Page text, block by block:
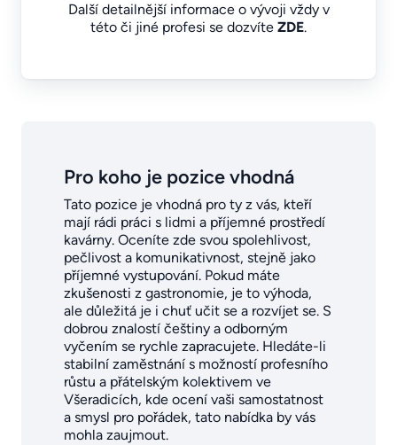
Další detailnější informace o vývoji vždy v
této či jiné profesi se dozvíte ZDE.
Pro koho je pozice vhodná
Tato pozice je vhodná pro ty z vás, kteří
mají rádi práci s lidmi a příjemné prostředí
kavárny. Oceníte zde svou spolehlivost,
pečlivost a komunikativnost, stejně jako
příjemné vystupování. Pokud máte
zkušenosti z gastronomie, je to výhoda,
ale důležitá je i chuť učit se a rozvíjet se. S
dobrou znalostí češtiny a odborným
vyčením se rychle zapracujete. Hledáte-li
stabilní zaměstnání s možností profesního
růstu a přátelským kolektivem ve
Všeradicích, kde ocení vaši samostatnost
a smysl pro pořádek, tato nabídka by vás
mohla zaujmout.